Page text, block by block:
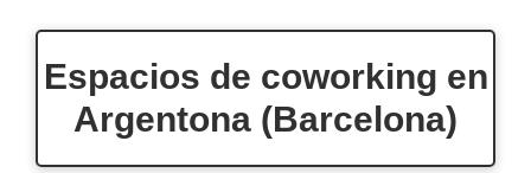
Espacios de coworking en
Argentona (Barcelona)